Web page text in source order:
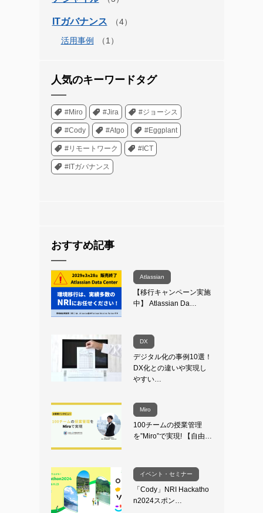
ITガバナンス
活用事例
人気のキーワードタグ
#Miro #Jira #ジョーシス
#Cody #Atgo #Eggplant
#リモートワーク #ICT
#ITガバナンス
おすすめ記事
Atlassian
【移行キャンペーン実施
中】 Atlassian Da…
DX
デジタル化の事例10選！
DX化との違いや実現し
やすい…
Miro
100チームの授業管理
を”Miro”で実現! 【自由…
イベント・セミナー
「Cody」NRI Hackatho
n2024スポン…